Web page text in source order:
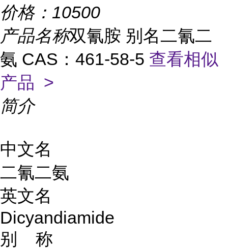
价格： 10500
产品名称双氰胺 别名二氰二
氨 CAS：461-58-5 查看相似
产品 >
简介
中文名
二氰二氨
英文名
Dicyandiamide
别 称